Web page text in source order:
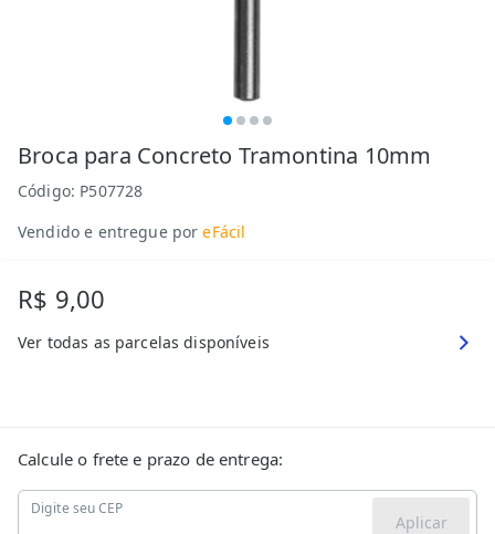
Broca para Concreto Tramontina 10mm
Código: P507728
Vendido e entregue por eFácil
R$ 9,00
Ver todas as parcelas disponíveis
Calcule o frete e prazo de entrega:
Digite seu CEP
Aplicar